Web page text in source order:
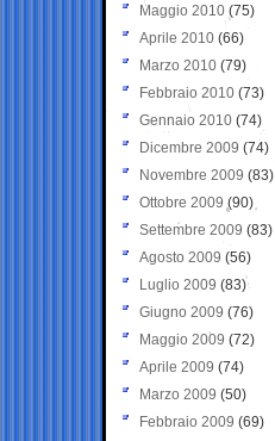
Maggio 2010 (75)
Aprile 2010 (66)
Marzo 2010 (79)
Febbraio 2010 (73)
Gennaio 2010 (74)
Dicembre 2009 (74)
Novembre 2009 (83)
Ottobre 2009 (90)
Settembre 2009 (83)
Agosto 2009 (56)
Luglio 2009 (83)
Giugno 2009 (76)
Maggio 2009 (72)
Aprile 2009 (74)
Marzo 2009 (50)
Febbraio 2009 (69)